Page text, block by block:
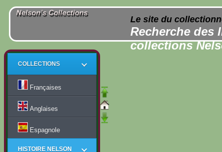
Le site du
Recherche des
collections
COLLECTIONS
Françaises
Anglaises
Espagnole
HISTOIRE NELSON